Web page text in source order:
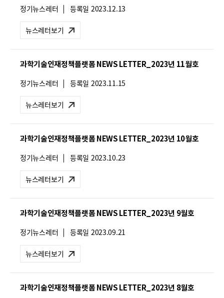
뉴
레
터
유
형
:
정기뉴스레터 등록일 2023.12.13
뉴스레터보기
과학기술인재정책플랫폼 NEWS LETTER_2023년 11월호
뉴
레
터
유
형
:
정기뉴스레터 등록일 2023.11.15
뉴스레터보기
과학기술인재정책플랫폼 NEWS LETTER_2023년 10월호
뉴
레
터
유
형
:
정기뉴스레터 등록일 2023.10.23
뉴스레터보기
과학기술인재정책플랫폼 NEWS LETTER_2023년 9월호
뉴
레
터
유
형
:
정기뉴스레터 등록일 2023.09.21
뉴스레터보기
과학기술인재정책플랫폼 NEWS LETTER_2023년 8월호